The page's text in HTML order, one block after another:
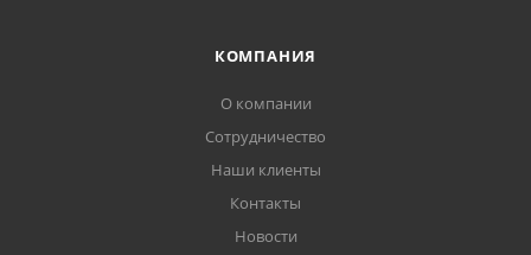
КОМПАНИЯ
О компании
Сотрудничество
Наши клиенты
Контакты
Новости